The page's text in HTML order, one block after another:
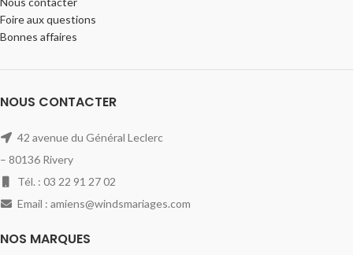
Foire aux questions
Bonnes affaires
NOUS CONTACTER
42 avenue du Général Leclerc
– 80136 Rivery
Tél. : 03 22 91 27 02
Email : amiens@windsmariages.com
NOS MARQUES